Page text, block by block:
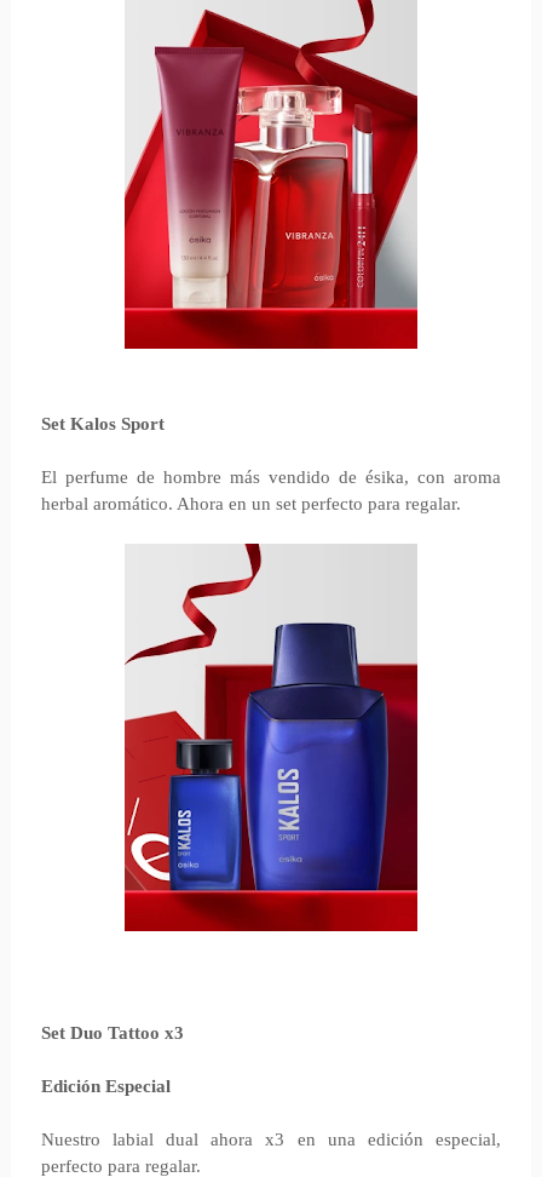
Set Kalos Sport
El perfume de hombre más vendido de ésika, con aroma
herbal aromático. Ahora en un set perfecto para regalar.
Set Duo Tattoo x3
Edición Especial
Nuestro labial dual ahora x3 en una edición especial,
perfecto para regalar.